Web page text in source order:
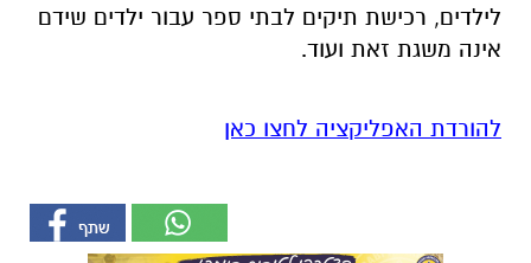
לילדים, רכישת תיקים לבתי ספר עבור ילדים שידם
אינה משגת זאת ועוד.
להורדת האפליקציה לחצו כאן